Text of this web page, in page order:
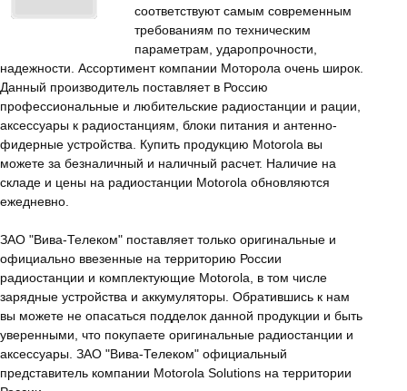
соответствуют самым современным
требованиям по техническим
параметрам, ударопрочности,
надежности. Ассортимент компании Моторола очень широк.
Данный производитель поставляет в Россию
профессиональные и любительские радиостанции и рации,
аксессуары к радиостанциям, блоки питания и антенно-
фидерные устройства. Купить продукцию Motorola вы
можете за безналичный и наличный расчет. Наличие на
складе и цены на радиостанции Motorola обновляются
ежедневно.
ЗАО "Вива-Телеком" поставляет только оригинальные и
официально ввезенные на территорию России
радиостанции и комплектующие Motorola, в том числе
зарядные устройства и аккумуляторы. Обратившись к нам
вы можете не опасаться подделок данной продукции и быть
уверенными, что покупаете оригинальные радиостанции и
аксессуары. ЗАО "Вива-Телеком" официальный
представитель компании Motorola Solutions на территории